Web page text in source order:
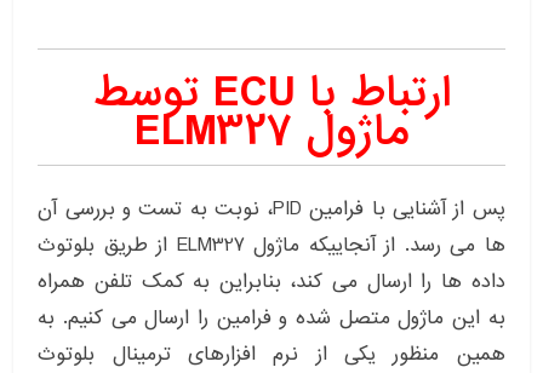
ارتباط با ECU توسط
ماژول ELM327
پس از آشنایی با فرامین PID، نوبت به تست و بررسی آن
ها می رسد. از آنجاییکه ماژول ELM327 از طریق بلوتوث
داده ها را ارسال می کند، بنابراین به کمک تلفن همراه
به این ماژول متصل شده و فرامین را ارسال می کنیم. به
همین منظور یکی از نرم افزارهای ترمینال بلوتوث